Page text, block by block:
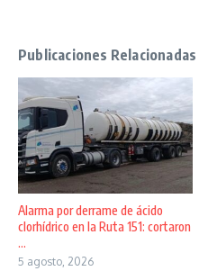
Publicaciones Relacionadas
Alarma por derrame de ácido
clorhídrico en la Ruta 151: cortaron
...
5 agosto, 2026